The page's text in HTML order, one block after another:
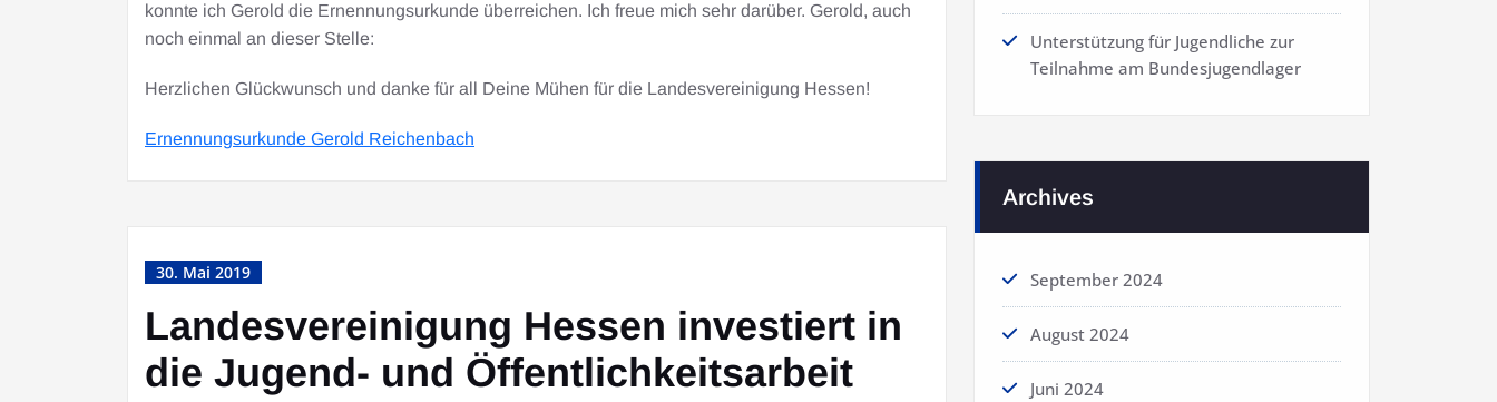
konnte ich Gerold die Ernennungsurkunde überreichen. Ich freue mich sehr darüber. Gerold, auch
noch einmal an dieser Stelle:
Herzlichen Glückwunsch und danke für all Deine Mühen für die Landesvereinigung Hessen!
Ernennungsurkunde Gerold Reichenbach
30. Mai 2019
Landesvereinigung Hessen investiert in
die Jugend- und Öffentlichkeitsarbeit
Unterstützung für Jugendliche zur
Teilnahme am Bundesjugendlager
Archives
September 2024
August 2024
Juni 2024